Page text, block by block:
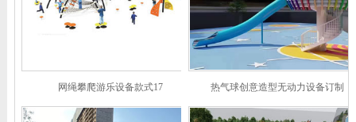
网绳攀爬游乐设备款式17 热气球创意造型无动力设备订制